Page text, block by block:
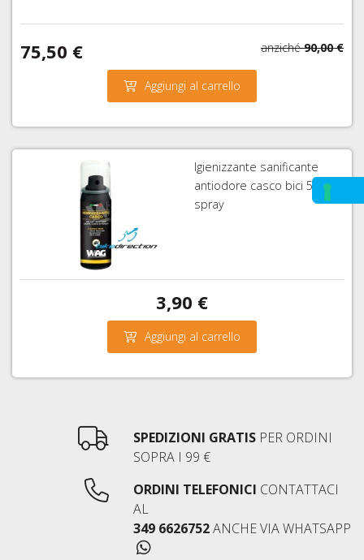
75,50 € anziché 90,00 €
Aggiungi al carrello
Igienizzante sanificante
antiodore casco bici 50 ml.
spray
3,90 €
Aggiungi al carrello
SPEDIZIONI GRATIS PER ORDINI
SOPRA I 99 €
ORDINI TELEFONICI CONTATTACI
AL
349 6626752ANCHE VIA WHATSAPP